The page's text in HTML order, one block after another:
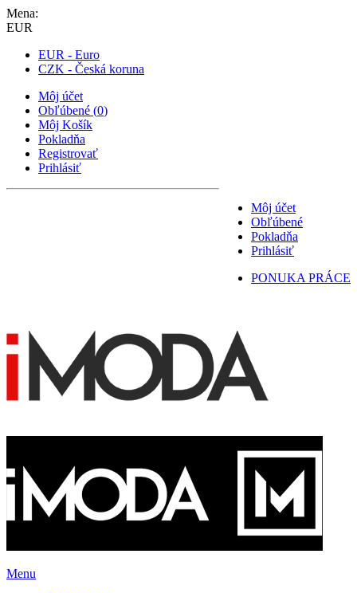
Mena:
EUR
EUR - Euro
CZK - Česká koruna
Môj účet
Obľúbené (0)
Môj Košík
Pokladňa
Registrovať
Prihlásiť
Môj účet
Obľúbené
Pokladňa
Prihlásiť
PONUKA PRÁCE
Menu